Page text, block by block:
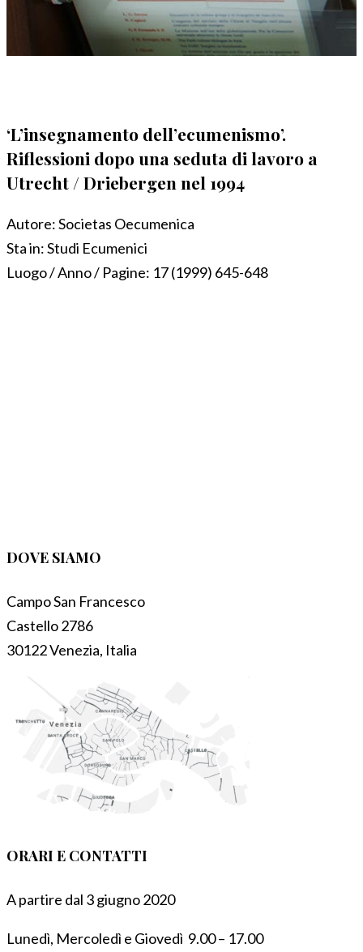
‘L’insegnamento dell’ecumenismo’.
Riflessioni dopo una seduta di lavoro a
Utrecht / Driebergen nel 1994
Autore:Societas Oecumenica
Sta in:Studi Ecumenici
Luogo / Anno / Pagine: 17 (1999) 645-648
DOVE SIAMO
Campo San Francesco
Castello 2786
30122 Venezia, Italia
ORARI E CONTATTI
A partire dal 3 giugno 2020
Lunedì, Mercoledì e Giovedì 9.00 – 17.00